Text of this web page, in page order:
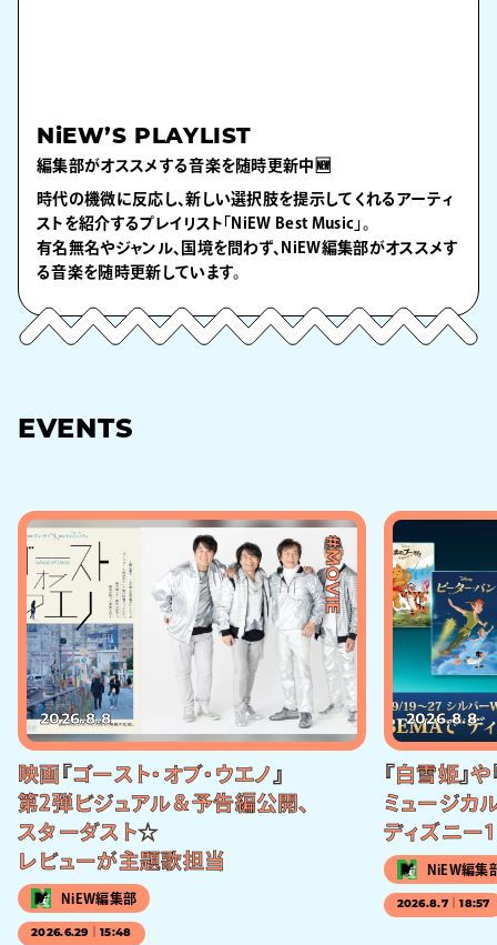
NiEW’S PLAYLIST
編集部がオススメする音楽を随時更新中🆕
時代の機微に反応し、新しい選択肢を提示してくれるアーティ
ストを紹介するプレイリスト「NiEW Best Music」。
有名無名やジャンル、国境を問わず、NiEW編集部がオススメす
る音楽を随時更新しています。
EVENTS
#MOVIE
2026.8.8
映画『ゴースト・オブ・ウエノ』
第2弾ビジュアル＆予告編公開、
スターダスト☆
レビューが主題歌担当
NiEW編集部
2026.6.29｜15:48
2026.8.8
『白雪姫』
ミュージカル
ディズニー
NiEW編集
2026.8.7｜18:57